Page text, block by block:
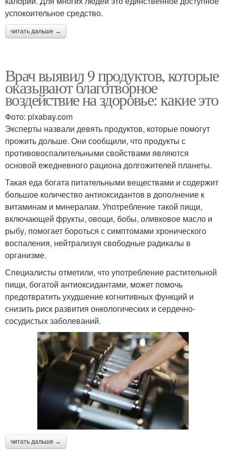
успокоительное средство.
читать дальше →
Врач выявил 9 продуктов, которые
оказывают благотворное
воздействие на здоровье: какие это
Фото: pixabay.com
Эксперты назвали девять продуктов, которые помогут
прожить дольше. Они сообщили, что продукты с
противовоспалительными свойствами являются
основой ежедневного рациона долгожителей планеты.
Такая еда богата питательными веществами и содержит
большое количество антиоксидантов в дополнение к
витаминам и минералам. Употребление такой пищи,
включающей фрукты, овощи, бобы, оливковое масло и
рыбу, помогает бороться с симптомами хронического
воспаления, нейтрализуя свободные радикалы в
организме.
Специалисты отметили, что употребление растительной
пищи, богатой антиоксидантами, может помочь
предотвратить ухудшение когнитивных функций и
снизить риск развития онкологических и сердечно-
сосудистых заболеваний.
читать дальше →